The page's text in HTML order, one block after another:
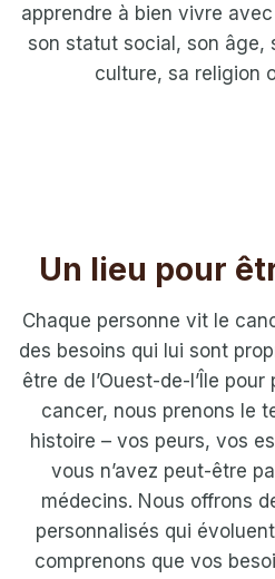
apprendre à bien vivre
son statut social, son âge,
culture, sa religion
Un lieu pour
Chaque personne vit le
des besoins qui lui sont
être de l’Ouest-de-l’Île
cancer, nous prenons le
histoire – vos peurs, vos
vous n’avez peut-être
médecins. Nous offrons
personnalisés qui
comprenons que vos